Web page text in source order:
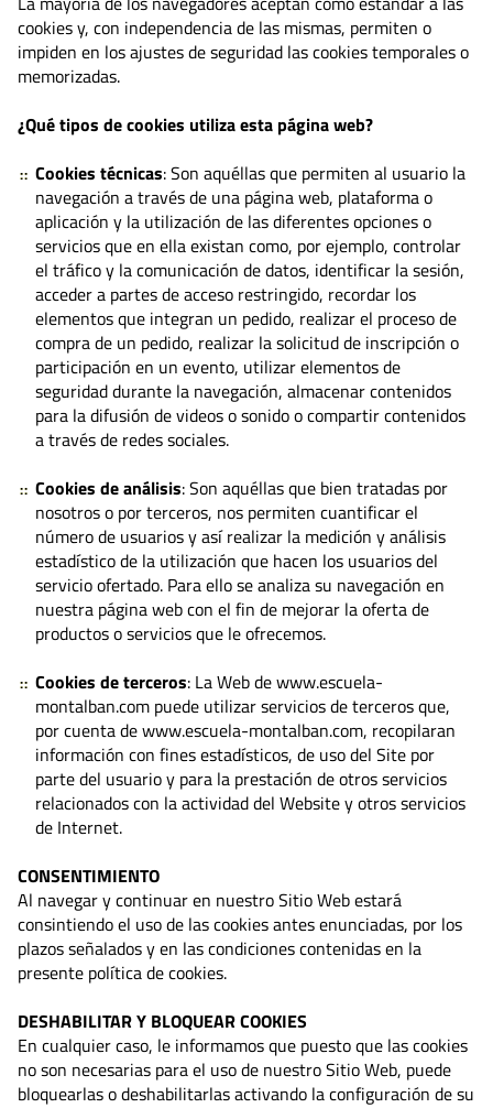
cookies y, con independencia de las mismas, permiten o
impiden en los ajustes de seguridad las cookies temporales o
memorizadas.
¿Qué tipos de cookies utiliza esta página web?
Cookies técnicas: Son aquéllas que permiten al usuario la
navegación a través de una página web, plataforma o
aplicación y la utilización de las diferentes opciones o
servicios que en ella existan como, por ejemplo, controlar
el tráfico y la comunicación de datos, identificar la sesión,
acceder a partes de acceso restringido, recordar los
elementos que integran un pedido, realizar el proceso de
compra de un pedido, realizar la solicitud de inscripción o
participación en un evento, utilizar elementos de
seguridad durante la navegación, almacenar contenidos
para la difusión de videos o sonido o compartir contenidos
a través de redes sociales.
Cookies de análisis: Son aquéllas que bien tratadas por
nosotros o por terceros, nos permiten cuantificar el
número de usuarios y así realizar la medición y análisis
estadístico de la utilización que hacen los usuarios del
servicio ofertado. Para ello se analiza su navegación en
nuestra página web con el fin de mejorar la oferta de
productos o servicios que le ofrecemos.
Cookies de terceros: La Web de www.escuela-
montalban.com puede utilizar servicios de terceros que,
por cuenta de www.escuela-montalban.com, recopilaran
información con fines estadísticos, de uso del Site por
parte del usuario y para la prestación de otros servicios
relacionados con la actividad del Website y otros servicios
de Internet.
CONSENTIMIENTO
Al navegar y continuar en nuestro Sitio Web estará
consintiendo el uso de las cookies antes enunciadas, por los
plazos señalados y en las condiciones contenidas en la
presente política de cookies.
DESHABILITAR Y BLOQUEAR COOKIES
En cualquier caso, le informamos que puesto que las cookies
no son necesarias para el uso de nuestro Sitio Web, puede
bloquearlas o deshabilitarlas activando la configuración de su